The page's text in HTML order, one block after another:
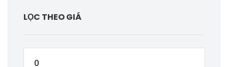
LỌC THEO GIÁ